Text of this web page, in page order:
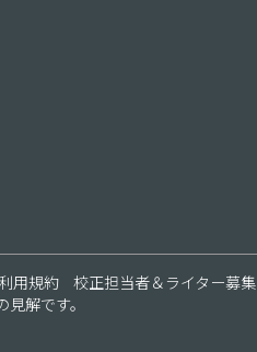
用規約 校正担当者＆ライター募集
解です。